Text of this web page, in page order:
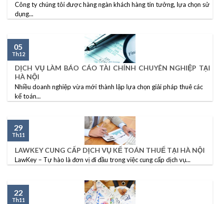
Công ty chúng tôi được hàng ngàn khách hàng tin tưởng, lựa chọn sử
dụng...
DỊCH VỤ LÀM BÁO CÁO TÀI CHÍNH CHUYÊN NGHIỆP TẠI
HÀ NỘI
Nhiều doanh nghiệp vừa mới thành lập lựa chọn giải pháp thuê các
kế toán...
05
Th12
LAWKEY CUNG CẤP DỊCH VỤ KẾ TOÁN THUẾ TẠI HÀ NỘI
LawKey – Tự hào là đơn vị đi đầu trong việc cung cấp dịch vụ...
29
Th11
22
Th11